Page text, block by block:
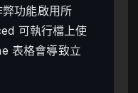
功能啟用所
可執行檔上使
表格會導致立